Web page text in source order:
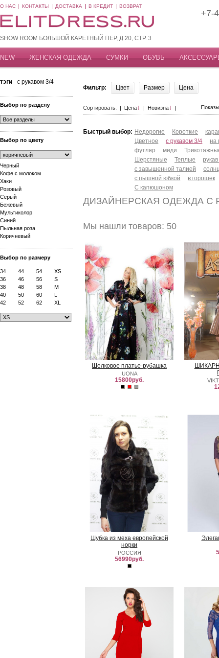
О НАС КОНТАКТЫ ДОСТАВКА В КРЕДИТ ВОЗВРАТ
SHOW ROOM БОЛЬШОЙ КАРЕТНЫЙ ПЕР, Д 20, СТР. 3
+7-
NEW ЖЕНСКАЯ ОДЕЖДА СУМКИ ОБУВЬ
тэги - с рукавом 3/4
Выбор по разделу
Выбор по цвету
Черный
Кофе с молоком
Хаки
Розовый
Серый
Бежевый
Мультиколор
Синий
Пыльная роза
Коричневый
Выбор по размеру
34 44 54
XS
36
46 56
S
38
48 58
M
40
50 60
L
42
52 62 XL
Фильтр: Цвет Размер Цена
Сортировать: | Цена↓ | Новизна↓ |
Быстрый выбор: Недорогие Короткие
Цветное
с рукавом 3/4
на
футляр
миди
Шерстяные
Теплые
с завышенной талией
с пышной юбкой
в горошек
С капюшоном
ДИЗАЙНЕРСКАЯ ОДЕЖДА С
Мы нашли товаров: 50
Шелковое платье-рубашка
UONA
15800руб.
Шубка из меха европейской
норки
РОССИЯ
56990руб.